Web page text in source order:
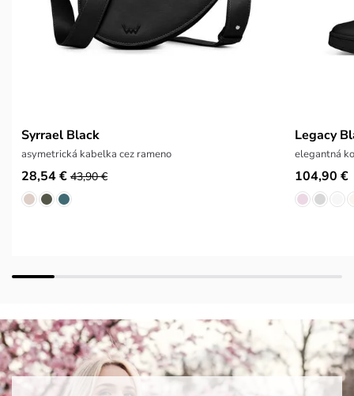
Syrrael Black
asymetrická kabelka cez rameno
28,54 € 43,90 €
Legacy
elegantná
104,90 €